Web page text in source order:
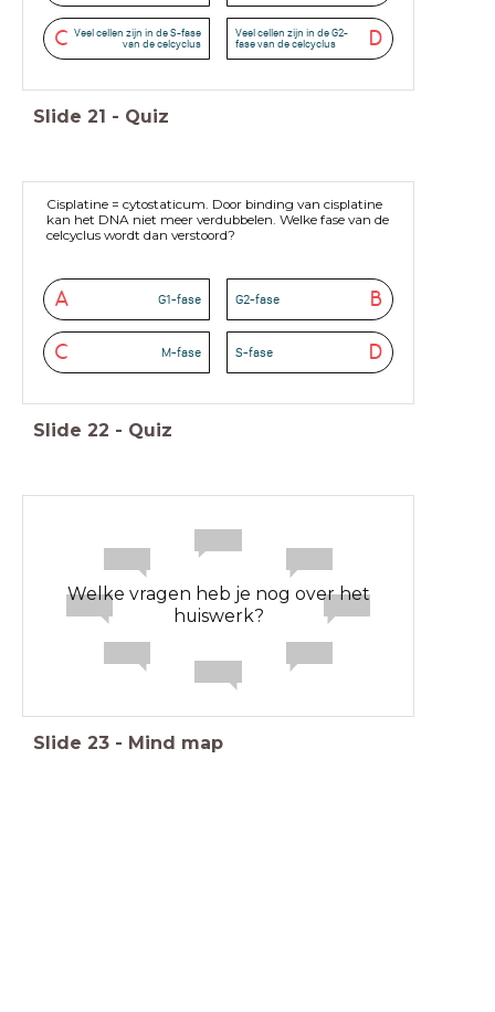
C Veel cellen zijn in de S-fase
van de celcyclus
D
Veel cellen zijn in de G2-
fase van de celcyclus
Slide 21 - Quiz
Cisplatine = cytostaticum. Door binding van cisplatine
kan het DNA niet meer verdubbelen. Welke fase van de
celcyclus wordt dan verstoord?
A G1-fase B
G2-fase
C M-fase D
S-fase
Slide 22 - Quiz
Welke vragen heb je nog over het
huiswerk?
Slide 23 - Mind map